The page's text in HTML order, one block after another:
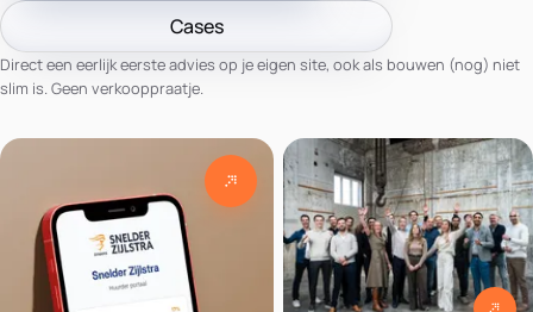
Cases
Direct een eerlijk eerste advies op je eigen site, ook als bouwen (nog) niet
slim is. Geen verkooppraatje.